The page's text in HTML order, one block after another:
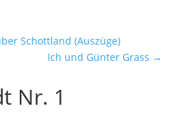
Schottland (Auszüge)
Ich und Günter Grass →
Nr. 1